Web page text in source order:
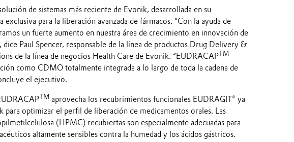
de sistemas más reciente de Evonik, desarrollada en su
exclusiva para la liberación avanzada de fármacos. “Con la ayuda de
un fuerte aumento en nuestra área de crecimiento en innovación de
dice Paul Spencer, responsable de la línea de productos Drug Delivery &
de la línea de negocios Health Care de Evonik. “EUDRACAPTM
como CDMO totalmente integrada a lo largo de toda la cadena de
el ejecutivo.
TMaprovecha los recubrimientos funcionales EUDRAGIT® ya
para optimizar el perfil de liberación de medicamentos orales. Las
(HPMC) recubiertas son especialmente adecuadas para
altamente sensibles contra la humedad y los ácidos gástricos.